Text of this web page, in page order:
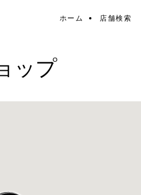
ホーム 店舗検索
ップ